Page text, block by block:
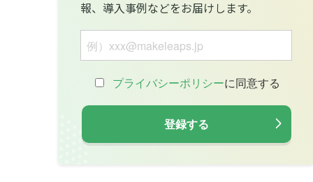
報、導入事例などをお届けします。